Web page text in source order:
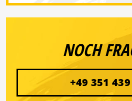
NOCH
+49 351